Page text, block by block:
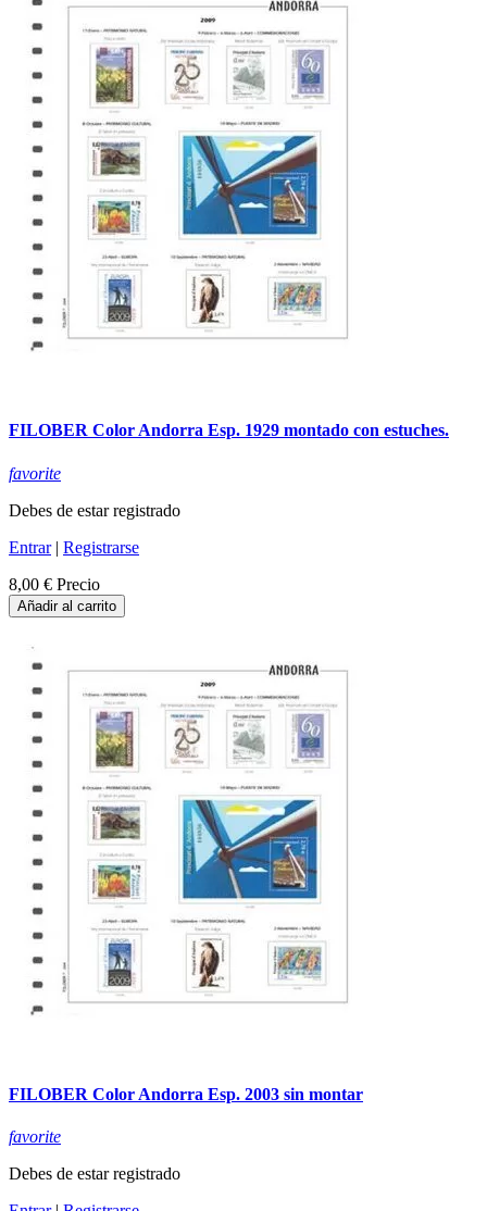
FILOBER Color Andorra Esp. 1929 montado con estuches.
favorite
Debes de estar registrado
Entrar| Registrarse
8,00 € Precio
Añadir al carrito
FILOBER Color Andorra Esp. 2003 sin montar
favorite
Debes de estar registrado